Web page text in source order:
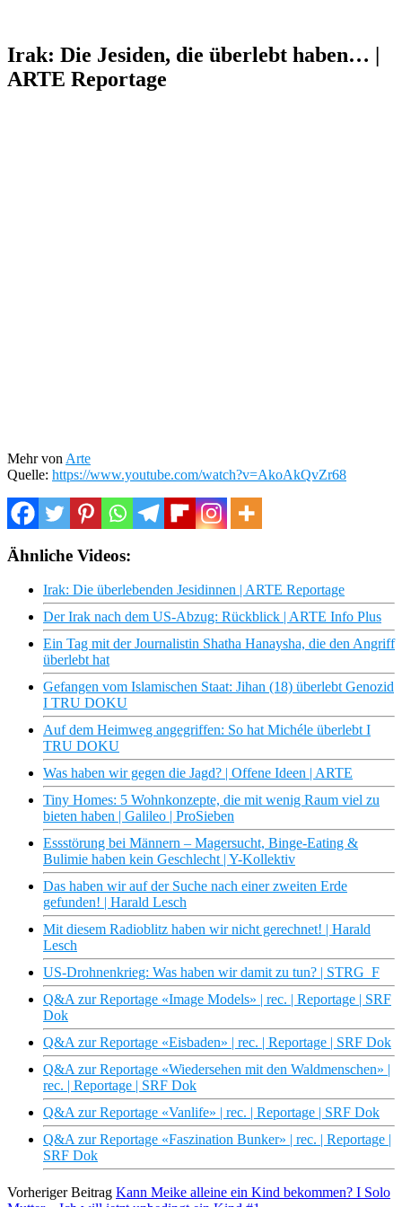
Irak: Die Jesiden, die überlebt haben… |
ARTE Reportage
Mehr von Arte
Quelle: https://www.youtube.com/watch?v=AkoAkQvZr68
Ähnliche Videos:
Irak: Die überlebenden Jesidinnen | ARTE Reportage
Der Irak nach dem US-Abzug: Rückblick | ARTE Info Plus
Ein Tag mit der Journalistin Shatha Hanaysha, die den Angriff
überlebt hat
Gefangen vom Islamischen Staat: Jihan (18) überlebt Genozid
I TRU DOKU
Auf dem Heimweg angegriffen: So hat Michéle überlebt I
TRU DOKU
Was haben wir gegen die Jagd? | Offene Ideen | ARTE
Tiny Homes: 5 Wohnkonzepte, die mit wenig Raum viel zu
bieten haben | Galileo | ProSieben
Essstörung bei Männern – Magersucht, Binge-Eating &
Bulimie haben kein Geschlecht | Y-Kollektiv
Das haben wir auf der Suche nach einer zweiten Erde
gefunden! | Harald Lesch
Mit diesem Radioblitz haben wir nicht gerechnet! | Harald
Lesch
US-Drohnenkrieg: Was haben wir damit zu tun? | STRG_F
Q&A zur Reportage «Image Models» | rec. | Reportage | SRF
Dok
Q&A zur Reportage «Eisbaden» | rec. | Reportage | SRF Dok
Q&A zur Reportage «Wiedersehen mit den Waldmenschen» |
rec. | Reportage | SRF Dok
Q&A zur Reportage «Vanlife» | rec. | Reportage | SRF Dok
Q&A zur Reportage «Faszination Bunker» | rec. | Reportage |
SRF Dok
Vorheriger Beitrag Kann Meike alleine ein Kind bekommen? I Solo